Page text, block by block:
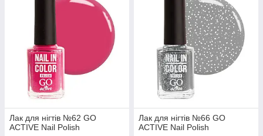
Лак для нігтів №62 GO
ACTIVE Nail Polish
Лак для нігтів №66 GO
ACTIVE Nail Polish